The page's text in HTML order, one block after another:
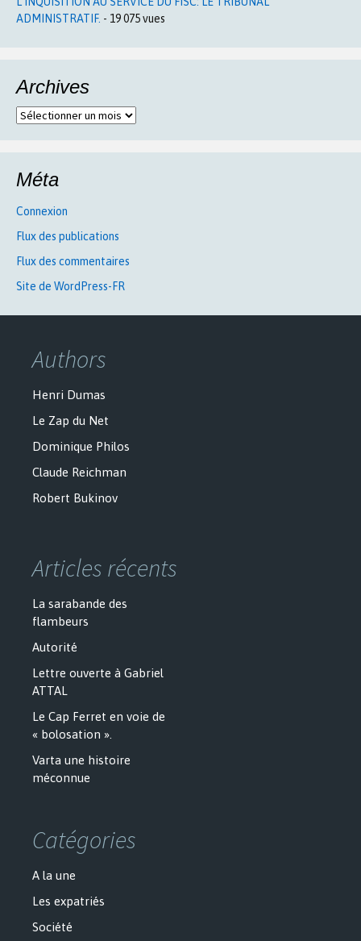
ADMINISTRATIF. - 19 075 vues
Archives
Archives
Méta
Connexion
Flux des publications
Flux des commentaires
Site de WordPress-FR
Authors
Henri Dumas
Le Zap du Net
Dominique Philos
Claude Reichman
Robert Bukinov
Articles récents
La sarabande des
flambeurs
Autorité
Lettre ouverte à Gabriel
ATTAL
Le Cap Ferret en voie de
« bolosation ».
Varta une histoire
méconnue
Catégories
A la une
Les expatriés
Société